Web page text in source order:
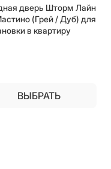
дверь Шторм Лайн
(Грей / Дуб) для
в квартиру
ВЫБРАТЬ